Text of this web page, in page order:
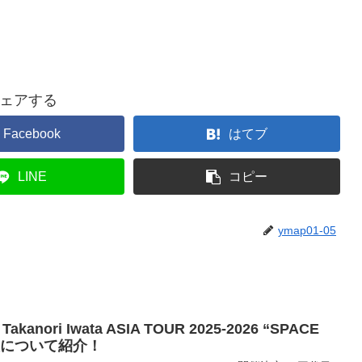
アする
Facebook はてブ
LINE コピー
ymap01-05
Iwata ASIA TOUR 2025-2026 “SPACE
ついて紹介！